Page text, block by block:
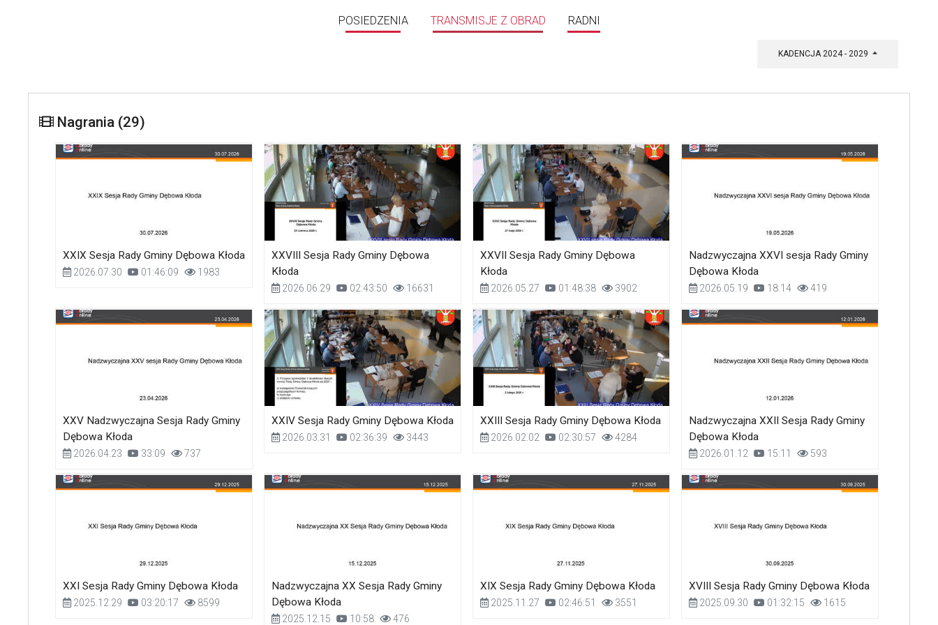
POSIEDZENIA TRANSMISJE Z OBRAD RADNI
KADENCJA 2024 - 2029
Nagrania (29)
XXIX Sesja Rady Gminy Dębowa Kłoda
2026.07.30 01:46:09 1983
XXVIII Sesja Rady Gminy Dębowa
Kłoda
2026.06.29 02:43:50 16631
XXVII Sesja Rady Gminy Dębowa
Kłoda
2026.05.27 01:48:38 3902
Nadzwyczajna XXVI sesja Rady Gminy
Dębowa Kłoda
2026.05.19 18:14 419
XXV Nadzwyczajna Sesja Rady Gminy
Dębowa Kłoda
2026.04.23 33:09 737
XXIV Sesja Rady Gminy Dębowa Kłoda
2026.03.31 02:36:39 3443
XXIII Sesja Rady Gminy Dębowa Kłoda
2026.02.02 02:30:57 4284
Nadzwyczajna XXII Sesja Rady Gminy
Dębowa Kłoda
2026.01.12 15:11 593
XXI Sesja Rady Gminy Dębowa Kłoda
2025.12.29 03:20:17 8599
Nadzwyczajna XX Sesja Rady Gminy
Dębowa Kłoda
2025.12.15 10:58 476
XIX Sesja Rady Gminy Dębowa Kłoda
2025.11.27 02:46:51 3551
XVIII Sesja Rady Gminy Dębowa Kłoda
2025.09.30 01:32:15 1615